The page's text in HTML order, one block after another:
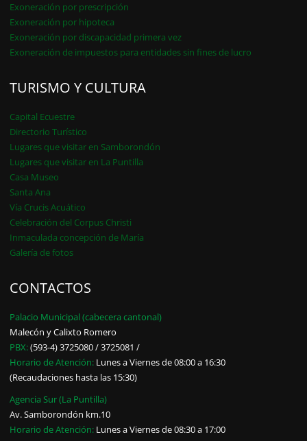
Exoneración por prescripción
Exoneración por hipoteca
Exoneración por discapacidad primera vez
Exoneración de impuestos para entidades sin fines de lucro
TURISMO Y CULTURA
Capital Ecuestre
Directorio Turístico
Lugares que visitar en Samborondón
Lugares que visitar en La Puntilla
Casa Museo
Santa Ana
Vía Crucis Acuático
Celebración del Corpus Christi
Inmaculada concepción de María
Galería de fotos
CONTACTOS
Palacio Municipal (cabecera cantonal)
Malecón y Calixto Romero
PBX:(593-4) 3725080 / 3725081 /
Horario de Atención: Lunes a Viernes de 08:00 a 16:30
(Recaudaciones hasta las 15:30)
Agencia Sur (La Puntilla)
Av. Samborondón km.10
Horario de Atención: Lunes a Viernes de 08:30 a 17:00